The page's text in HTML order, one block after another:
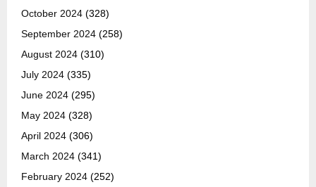
October 2024 (328)
September 2024 (258)
August 2024 (310)
July 2024 (335)
June 2024 (295)
May 2024 (328)
April 2024 (306)
March 2024 (341)
February 2024 (252)